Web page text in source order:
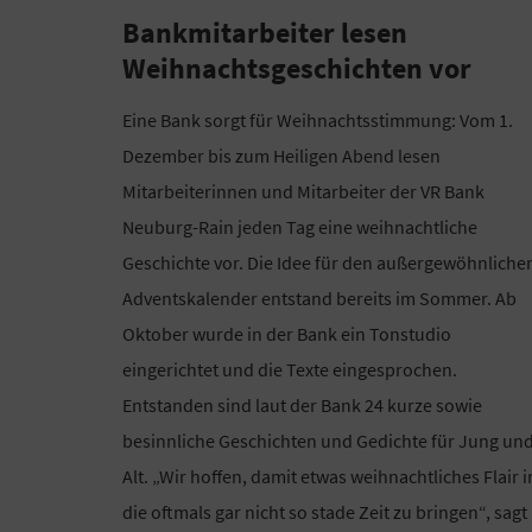
Bankmitarbeiter lesen
Weihnachtsgeschichten vor
Eine Bank sorgt für Weihnachtsstimmung: Vom 1.
Dezember bis zum Heiligen Abend lesen
Mitarbeiterinnen und Mitarbeiter der VR Bank
Neuburg-Rain jeden Tag eine weihnachtliche
Geschichte vor. Die Idee für den
Adventskalender entstand bereits im Sommer. Ab
Oktober wurde in der Bank ein Tonstudio
eingerichtet und die Texte eingesprochen.
Entstanden sind laut der Bank 24 kurze sowie
besinnliche Geschichten und Gedichte für Jung und
Alt. „Wir hoffen, damit etwas weihnachtliches Flair
die oftmals gar nicht so stade Zeit zu bringen“, sagt